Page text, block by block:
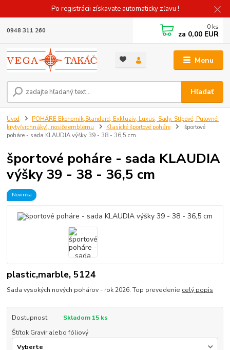
Po registrácii získavate automaticky zľavu !
Menu
Hľadať
0948 311 260 0 ks
za 0,00 EUR
Úvod
POHÁRE Ekonomik,Standard, Exkluziv, Luxus, Sady. Stĺpové, Putovné.
kryty(vrchnáky), nosiče emblému
Klasické športové poháre
športové
poháre - sada KLAUDIA výšky 39 - 38 - 36,5 cm
športové poháre - sada KLAUDIA
výšky 39 - 38 - 36,5 cm
Novinka
plastic,marble, 5124
Sada vysokých nových pohárov - rok 2026. Top prevedenie celý popis
Dostupnosť
Skladom 15 ks
Štítok Gravír alebo fóliový